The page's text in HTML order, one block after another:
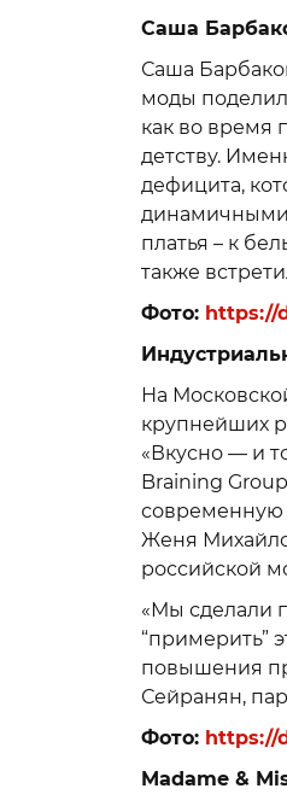
Саша
Саша
моды
как во время
детству.
дефицита,
динамичными
платья – к
также
Фото: https://
На
крупнейших
«Вкусно — и
Braining
современную
Женя
российской
«Мы сделали
“примерить”
повышения
Сейранян,
Фото: https://
Madame &